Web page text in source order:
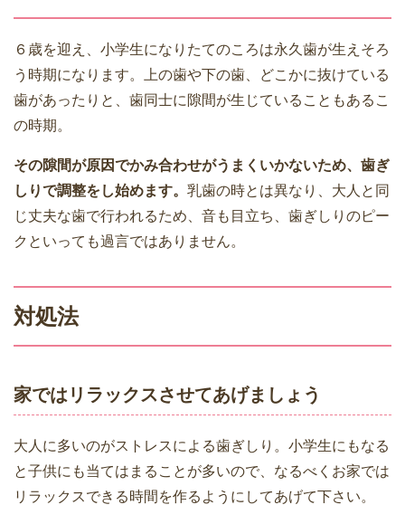
６歳を迎え、小学生になりたてのころは永久歯が生えそろ
う時期になります。上の歯や下の歯、どこかに抜けている
歯があったりと、歯同士に隙間が生じていることもあるこ
の時期。
その隙間が原因でかみ合わせがうまくいかないため、歯ぎ
しりで調整をし始めます。 乳歯の時とは異なり、大人と同
じ丈夫な歯で行われるため、音も目立ち、歯ぎしりのピー
クといっても過言ではありません。
対処法
家ではリラックスさせてあげましょう
大人に多いのがストレスによる歯ぎしり。小学生にもなる
と子供にも当てはまることが多いので、なるべくお家では
リラックスできる時間を作るようにしてあげて下さい。